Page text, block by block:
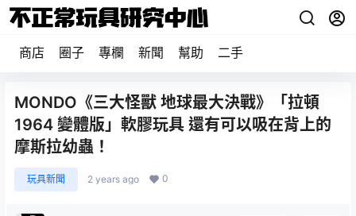
商店 圈子 專欄 新聞 幫助 二手
MONDO《三大怪獸 地球最大決戰》「拉頓
1964 變體版」軟膠玩具 還有可以吸在背上的
摩斯拉幼蟲！
玩具新聞 2 years ago 0